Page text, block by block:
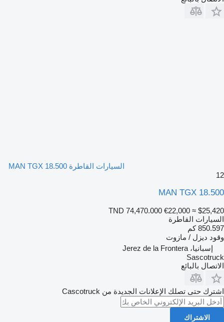
السيارات القاطرة MAN TGX 18.500
12
MAN TGX 18.500
TND 74,470.000 €22,000 ≈ $25,420
السيارات القاطرة
850.597 كم
وقود ديزل / مازوت
إسبانيا، Jerez de la Frontera
Sascotruck
الاتصال بالبائع
اشترك حتى تصلك الإعلانات الجديدة من Сascotruck
الاشتراك